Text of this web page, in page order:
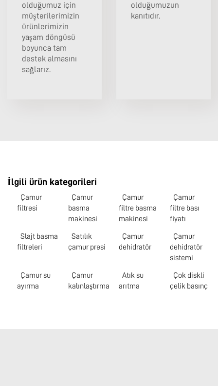
olduğumuz için
müşterilerimizin
ürünlerimizin
yaşam döngüsü
boyunca tam
destek almasını
sağlarız.
olduğumuzun
kanıtıdır.
İlgili ürün kategorileri
Çamur
filtresi
Çamur
basma
makinesi
Çamur
filtre basma
makinesi
Çamur
filtre bası
fiyatı
Slajt basma
filtreleri
Satılık
çamur presi
Çamur
dehidratör
Çamur
dehidratör
sistemi
Çamur su
ayırma
Çamur
kalınlaştırma
Atık su
arıtma
Çok diskli
çelik basınç